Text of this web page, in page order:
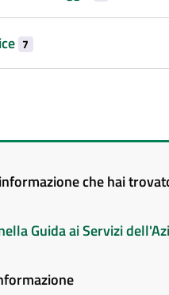
7
che hai
Guida ai Servizi